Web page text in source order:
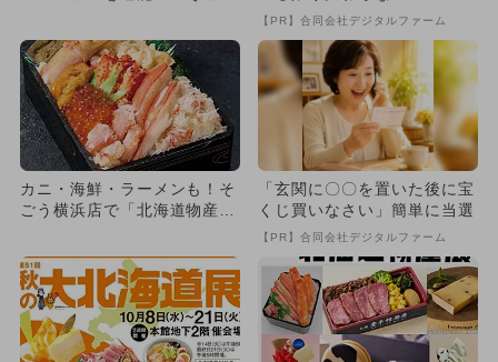
【PR】合同会社デジタルファーム
カニ・海鮮・ラーメンも！そ
ごう横浜店で「北海道物産
店！
「玄関に〇〇を置いた後に宝
くじ買いなさい」簡単に当選
【PR】合同会社デジタルファーム